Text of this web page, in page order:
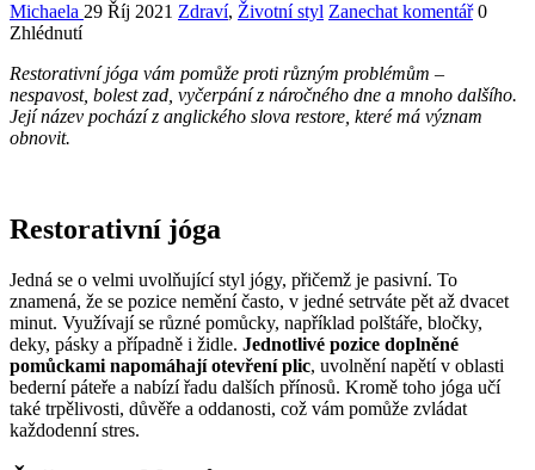
Michaela 29 Říj 2021 Zdraví, Životní styl Zanechat komentář 0
Zhlédnutí
Restorativní jóga vám pomůže proti různým problémům –
nespavost, bolest zad, vyčerpání z náročného dne a mnoho dalšího.
Její název pochází z anglického slova restore, které má význam
obnovit.
Restorativní jóga
Jedná se o velmi uvolňující styl jógy, přičemž je pasivní. To
znamená, že se pozice nemění často, v jedné setrváte pět až dvacet
minut. Využívají se různé pomůcky, například polštáře, bločky,
deky, pásky a případně i židle. Jednotlivé pozice doplněné
pomůckami napomáhají otevření plic, uvolnění napětí v oblasti
bederní páteře a nabízí řadu dalších přínosů. Kromě toho jóga učí
také trpělivosti, důvěře a oddanosti, což vám pomůže zvládat
každodenní stres.